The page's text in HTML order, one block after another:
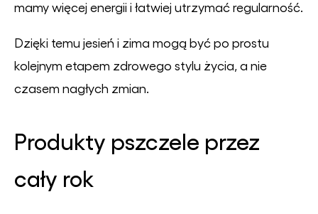
mamy więcej energii i łatwiej utrzymać regularność.
Dzięki temu jesień i zima mogą być po prostu
kolejnym etapem zdrowego stylu życia, a nie
czasem nagłych zmian.
Produkty pszczele przez
cały rok